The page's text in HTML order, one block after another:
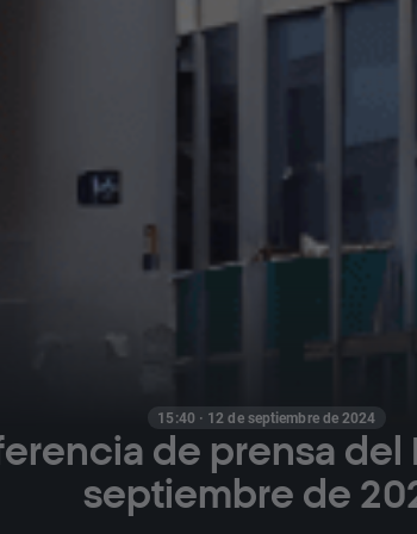
15:40 · 12 de septiembre de 2024
de prensa del
septiembre de